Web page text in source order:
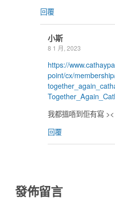
回覆
小斯
8 1 月, 2023
https://
point/cx/
我都搵唔到佢有寫 ><
回覆
發佈留言